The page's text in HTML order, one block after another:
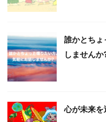
誰かとちょ
しませんか
心が未来